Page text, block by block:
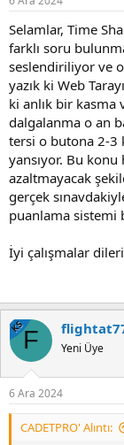
Selamlar, Time
farklı soru
seslendiriliyor ve
yazık ki Web
ki anlık bir kasma
dalgalanma o an
tersi o butona 2-3
yansıyor. Bu konu
azaltmayacak
gerçek
puanlama sistemi
İyi çalışmalar
KSF Yeni Üye
6 Ara 2024
CADETPRO' Alıntı: